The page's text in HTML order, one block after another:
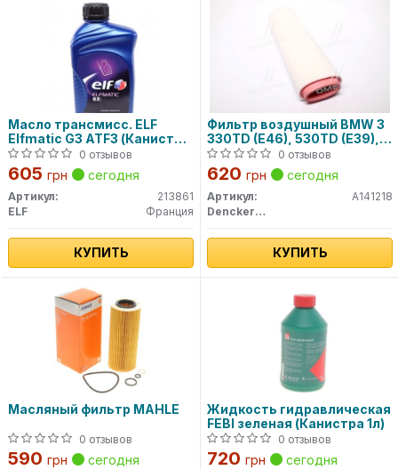
Масло трансмисс. ELF
Elfmatic G3 ATF3 (Канистра
1л)
0 отзывов
605 грн сегодня
Артикул:
213861
ELF
Франция
КУПИТЬ
Фильтр воздушный BMW 3
330TD (E46), 530TD (E39),
730TD (E38) 98- (пр-во
DENCKERMANN)
0 отзывов
620 грн сегодня
Артикул:
A141218
Denckermann
КУПИТЬ
Масляный фильтр MAHLE
0 отзывов
590 грн сегодня
Жидкость гидравлическая
FEBI зеленая (Канистра 1л)
0 отзывов
720 грн сегодня